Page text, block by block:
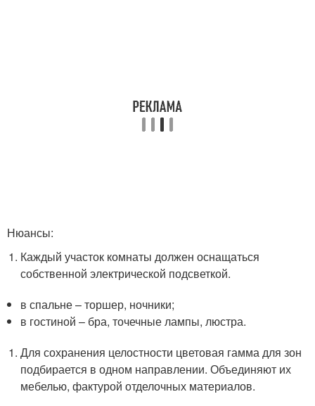
Нюансы:
Каждый участок комнаты должен оснащаться
собственной электрической подсветкой.
в спальне – торшер, ночники;
в гостиной – бра, точечные лампы, люстра.
Для сохранения целостности цветовая гамма для зон
подбирается в одном направлении. Объединяют их
мебелью, фактурой отделочных материалов.